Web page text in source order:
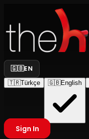
🇬🇧EN
🇹🇷Türkçe 🇬🇧English
Sign In